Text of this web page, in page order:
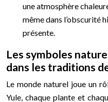
une atmosphère
même dans l’obscurité
présente.
Les symboles
dans les traditions
Le monde naturel joue un
Yule, chaque plante et